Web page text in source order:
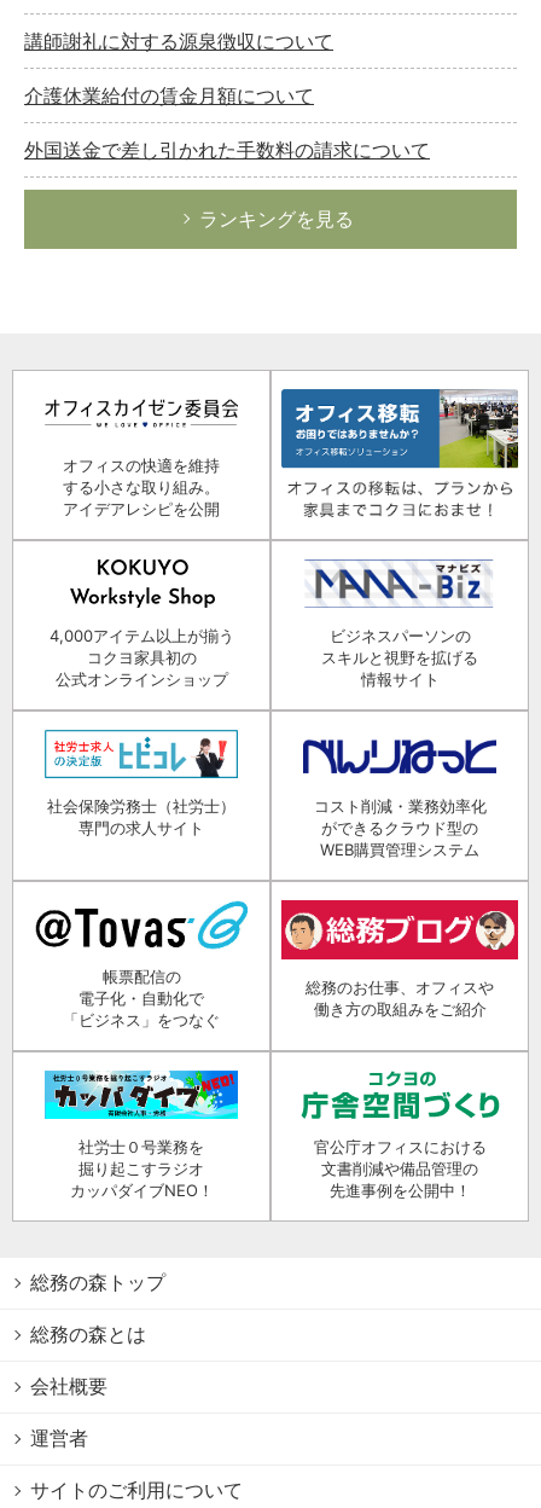
講師謝礼に対する源泉徴収について
介護休業給付の賃金月額について
外国送金で差し引かれた手数料の請求について
ランキングを見る
オフィスの快適を維持
する小さな取り組み。
アイデアレシピを公開
4,000アイテム以上が揃う
コクヨ家具初の
公式オンラインショップ
ビジネスパーソンの
スキルと視野を拡げる
情報サイト
社会保険労務士（社労士）
専門の求人サイト
コスト削減・業務効率化
ができるクラウド型の
WEB購買管理システム
帳票配信の
電子化・自動化で
「ビジネス」をつなぐ
総務のお仕事、オフィスや
働き方の取組みをご紹介
社労士０号業務を
掘り起こすラジオ
カッパダイブNEO！
官公庁オフィスにおける
文書削減や備品管理の
先進事例を公開中！
総務の森トップ
総務の森とは
会社概要
運営者
サイトのご利用について